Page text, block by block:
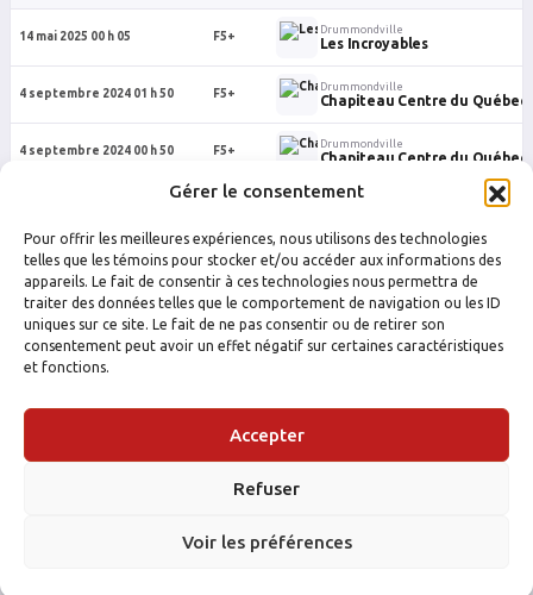
Gérer le consentement
Pour offrir les meilleures expériences, nous utilisons des technologies
telles que les témoins pour stocker et/ou accéder aux informations des
appareils. Le fait de consentir à ces technologies nous permettra de
traiter des données telles que le comportement de navigation ou les ID
uniques sur ce site. Le fait de ne pas consentir ou de retirer son
consentement peut avoir un effet négatif sur certaines caractéristiques
et fonctions.
Accepter
Refuser
Voir les préférences
14 mai 2025 00 h 05 F5+
Drummondville
Les Incroyables
4 septembre 2024 01 h 50 F5+
Drummondville
Chapiteau Centre du Québec
4 septembre 2024 00 h 50 F5+
Drummondville
Chapiteau Centre du Québec
Drummondville
23 août 2024 01 h 00 F5+
Drummondville
Chapiteau Centre du Québec